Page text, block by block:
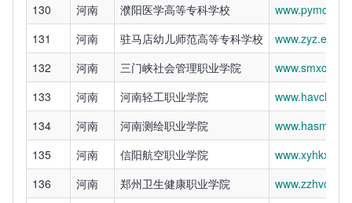
130
河南 濮阳医学高等专科学校
131
河南 驻马店幼儿师范高等专科学校
132
河南 三门峡社会管理职业学院
133
河南 河南轻工职业学院
134
河南 河南测绘职业学院
135
河南 信阳航空职业学院
136
河南 郑州卫生健康职业学院